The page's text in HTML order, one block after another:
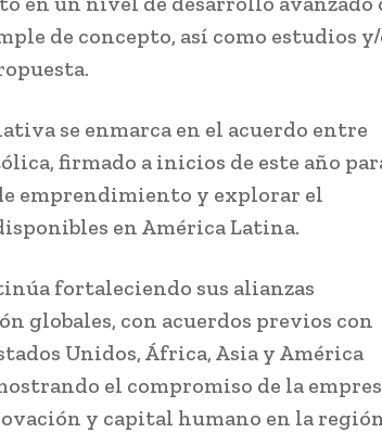
de concepto, así como estudios
se enmarca en el acuerdo entre
firmado a inicios de este año
emprendimiento y explorar el
en América Latina.
fortaleciendo sus alianzas
globales, con acuerdos previos con
Unidos, África, Asia y América
el compromiso de la
y capital humano en la